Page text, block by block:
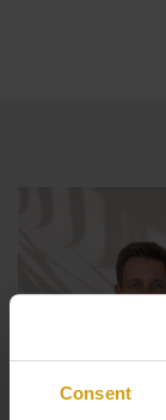
Consent
keuken die leidt
uw rechterkant
voor een
gedeelde
komt u in de
inloopdouche